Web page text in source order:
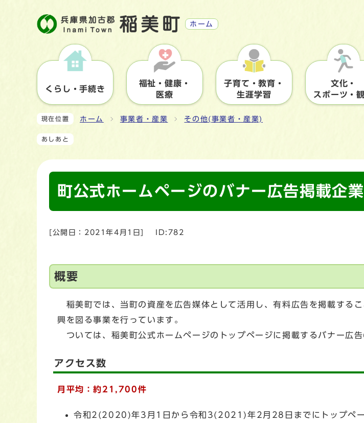
ホーム
くらし・手続き
福祉・健康・
医療
子育て・教育・
生涯学習
文化・
スポーツ・
現在位置 ホーム 事業者・産業 その他(事業者・産業)
あしあと
町公式ホームページのバナー広告掲載企
[公開日： 2021年4月1日 ID:782
概要
稲美町では、当町の資産を広告媒体として活用し、有料広告を掲載する
興を図る事業を行っています。
ついては、稲美町公式ホームページのトップページに掲載するバナー広告
アクセス数
月平均：約21,700件
令和2(2020)年3月1日から令和3(2021)年2月28日までにトップペー